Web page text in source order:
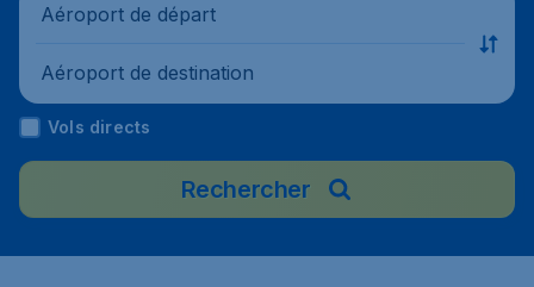
Aéroport de départ
Aéroport de destination
Vols directs
Rechercher